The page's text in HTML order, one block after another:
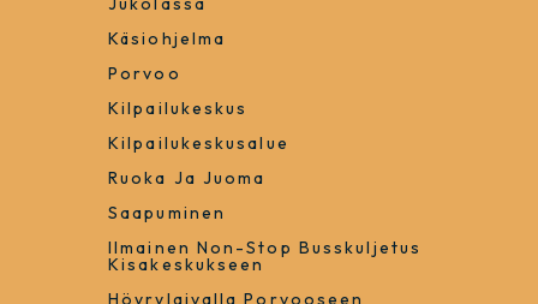
Käsiohjelma
Porvoo
Kilpailukeskus
Kilpailukeskusalue
Ruoka Ja Juoma
Saapuminen
Ilmainen Non-Stop Busskuljetus
Kisakeskukseen
Höyrylaivalla Porvooseen